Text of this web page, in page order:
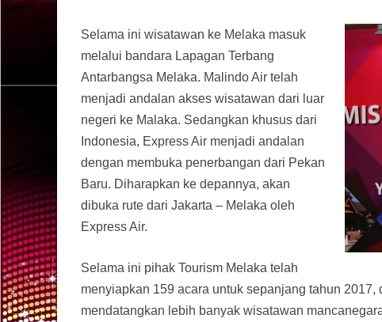
Selama ini wisatawan ke Melaka masuk
melalui bandara Lapagan Terbang
Antarbangsa Melaka. Malindo Air telah
menjadi andalan akses wisatawan dari luar
negeri ke Malaka. Sedangkan khusus dari
Indonesia, Express Air menjadi andalan
dengan membuka penerbangan dari Pekan
Baru. Diharapkan ke depannya, akan
dibuka rute dari Jakarta – Melaka oleh
Express Air.
Selama ini pihak Tourism Melaka telah
menyiapkan 159 acara untuk sepanjang tahun
mendatangkan lebih banyak wisatawan